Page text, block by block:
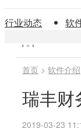
行业动态 软
首页 > 软件介绍
瑞丰财
2019-03-23